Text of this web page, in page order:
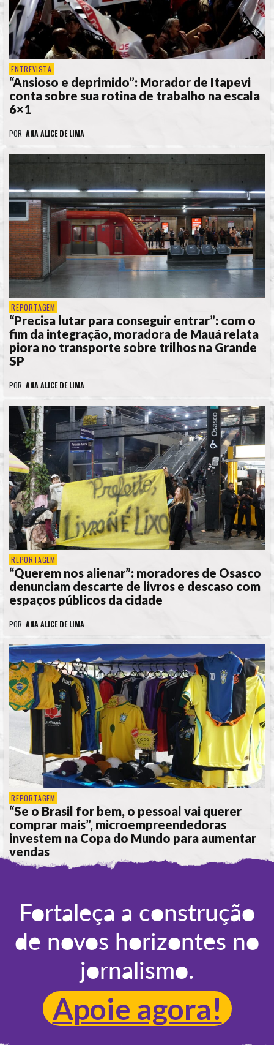
ENTREVISTA
“Ansioso e deprimido”: Morador de Itapevi
conta sobre sua rotina de trabalho na escala
6×1
POR ANA ALICE DE LIMA
REPORTAGEM
“Precisa lutar para conseguir entrar”: com o
fim da integração, moradora de Mauá relata
piora no transporte sobre trilhos na Grande
SP
POR ANA ALICE DE LIMA
REPORTAGEM
“Querem nos alienar”: moradores de Osasco
denunciam descarte de livros e descaso com
espaços públicos da cidade
POR ANA ALICE DE LIMA
REPORTAGEM
“Se o Brasil for bem, o pessoal vai querer
comprar mais”, microempreendedoras
investem na Copa do Mundo para aumentar
vendas
Fortaleça a construção
de novos horizontes no
jornalismo.
Apoie agora!